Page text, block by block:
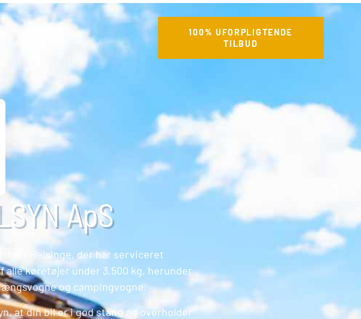
100% UFORPLIGTENDE
TILBUD
ApS
i Helsinge, der har serviceret
alle køretøjer under 3.500 kg, herunder
og campingvogne.
at din bil er i god stand og overholder